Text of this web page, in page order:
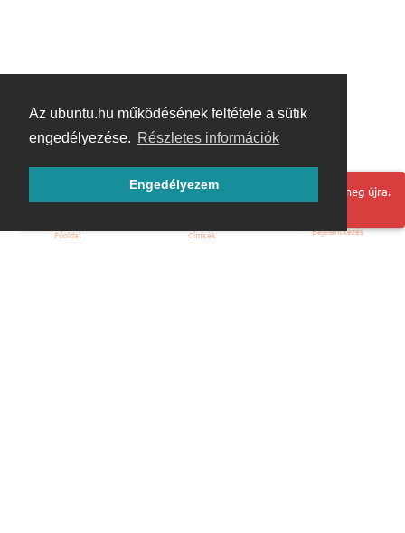
Az ubuntu.hu működésének feltétele a sütik
engedélyezése. Részletes információk
Engedélyezem
Hoppá! Valami hiba történt. Frissítse az oldalt és próbálja meg újra.
Főoldal Címkék Bejelentkezés